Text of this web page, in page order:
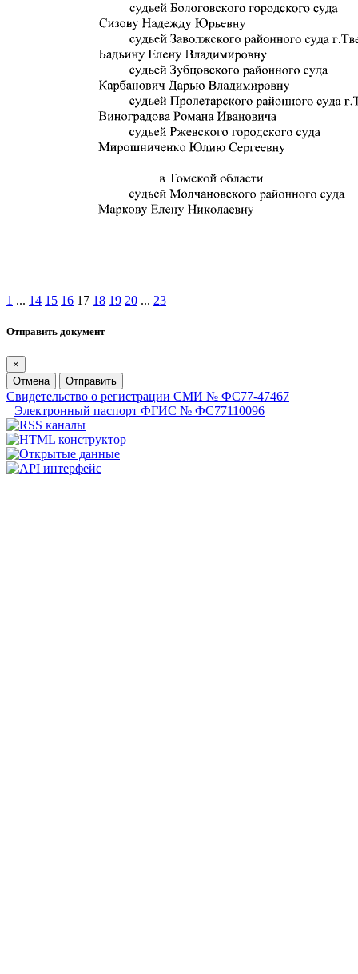
1 ... 14 15 16 17 18 19 20 ... 23
Отправить документ
×
Отмена
Отправить
Свидетельство о регистрации СМИ № ФС77-47467
Электронный паспорт ФГИС № ФС77110096